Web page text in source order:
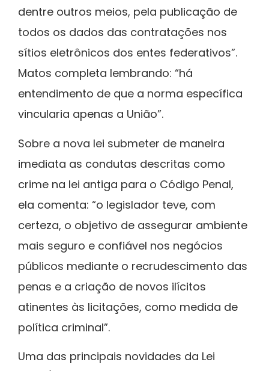
dentre outros meios, pela publicação de
todos os dados das contratações nos
sítios eletrônicos dos entes federativos”.
Matos completa lembrando: “há
entendimento de que a norma específica
vincularia apenas a União”.
Sobre a nova lei submeter de maneira
imediata as condutas descritas como
crime na lei antiga para o Código Penal,
ela comenta: “o legislador teve, com
certeza, o objetivo de assegurar ambiente
mais seguro e confiável nos negócios
públicos mediante o recrudescimento das
penas e a criação de novos ilícitos
atinentes às licitações, como medida de
política criminal”.
Uma das principais novidades da Lei